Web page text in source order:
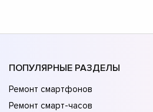
ПОПУЛЯРНЫЕ РАЗДЕЛЫ
Ремонт смартфонов
Ремонт смарт-часов